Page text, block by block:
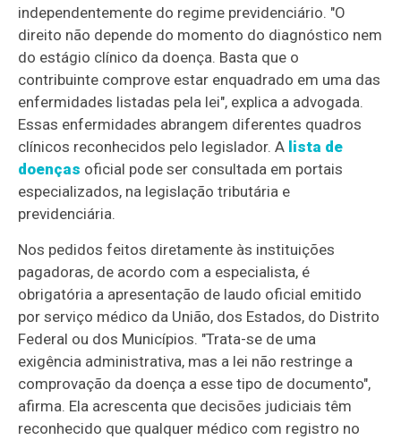
independentemente do regime previdenciário. "O
direito não depende do momento do diagnóstico nem
do estágio clínico da doença. Basta que o
contribuinte comprove estar enquadrado em uma das
enfermidades listadas pela lei", explica a advogada.
Essas enfermidades abrangem diferentes quadros
clínicos reconhecidos pelo legislador. A lista de
doenças oficial pode ser consultada em portais
especializados, na legislação tributária e
previdenciária.
Nos pedidos feitos diretamente às instituições
pagadoras, de acordo com a especialista, é
obrigatória a apresentação de laudo oficial emitido
por serviço médico da União, dos Estados, do Distrito
Federal ou dos Municípios. "Trata-se de uma
exigência administrativa, mas a lei não restringe a
comprovação da doença a esse tipo de documento",
afirma. Ela acrescenta que decisões judiciais têm
reconhecido que qualquer médico com registro no